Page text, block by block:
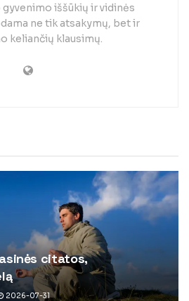
iššūkių ir vidinės
ne tik atsakymų, bet ir
keliančių klausimų.
citatos,
2026-07-31